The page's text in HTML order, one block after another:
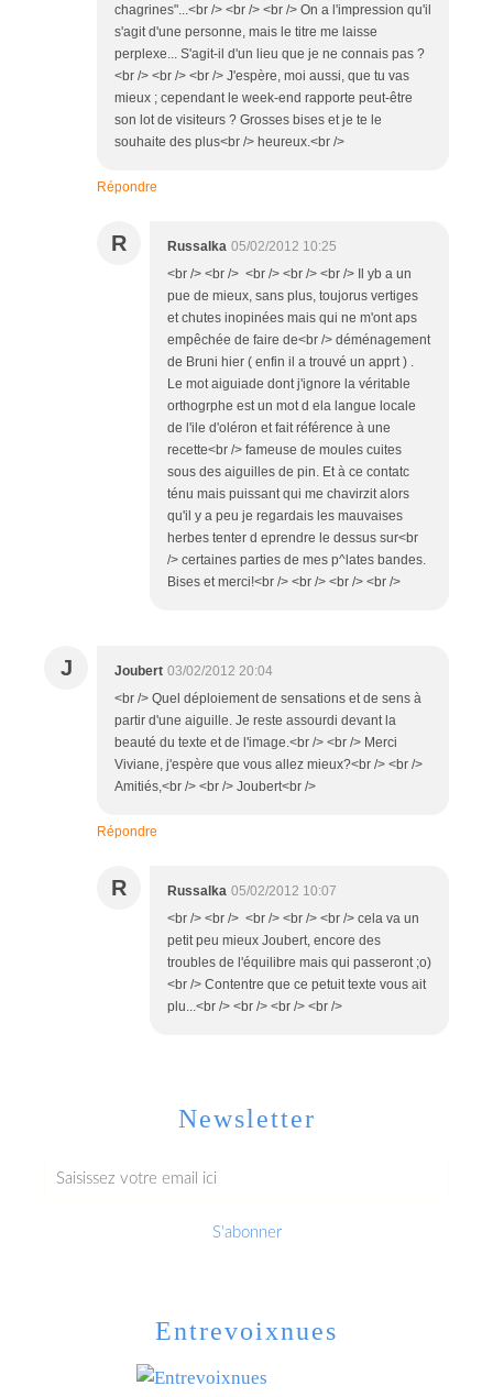
chagrines"...<br /> <br /> <br /> On a l'impression qu'il
s'agit d'une personne, mais le titre me laisse
perplexe... S'agit-il d'un lieu que je ne connais pas ?
<br /> <br /> <br /> J'espère, moi aussi, que tu vas
mieux ; cependant le week-end rapporte peut-être
son lot de visiteurs ? Grosses bises et je te le
souhaite des plus<br /> heureux.<br />
Répondre
R Russalka 05/02/2012 10:25
<br /> <br /> <br /> <br /> <br /> Il yb a un
pue de mieux, sans plus, toujorus vertiges
et chutes inopinées mais qui ne m'ont aps
empêchée de faire de<br /> déménagement
de Bruni hier ( enfin il a trouvé un apprt ) .
Le mot aiguiade dont j'ignore la véritable
orthogrphe est un mot d ela langue locale
de l'ile d'oléron et fait référence à une
recette<br /> fameuse de moules cuites
sous des aiguilles de pin. Et à ce contatc
ténu mais puissant qui me chavirzit alors
qu'il y a peu je regardais les mauvaises
herbes tenter d eprendre le dessus sur<br
/> certaines parties de mes p^lates bandes.
Bises et merci!<br /> <br /> <br /> <br />
J Joubert 03/02/2012 20:04
<br /> Quel déploiement de sensations et de sens à
partir d'une aiguille. Je reste assourdi devant la
beauté du texte et de l'image.<br /> <br /> Merci
Viviane, j'espère que vous allez mieux?<br /> <br />
Amitiés,<br /> <br /> Joubert<br />
Répondre
R Russalka 05/02/2012 10:07
<br /> <br /> <br /> <br /> <br /> cela va un
petit peu mieux Joubert, encore des
troubles de l'équilibre mais qui passeront ;o)
<br /> Contentre que ce petuit texte vous ait
plu...<br /> <br /> <br /> <br />
Newsletter
Entrevoixnues